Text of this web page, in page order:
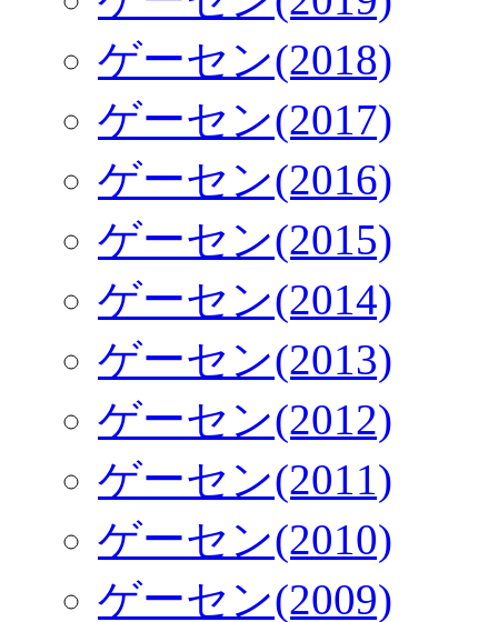
ゲーセン(2018)
ゲーセン(2017)
ゲーセン(2016)
ゲーセン(2015)
ゲーセン(2014)
ゲーセン(2013)
ゲーセン(2012)
ゲーセン(2011)
ゲーセン(2010)
ゲーセン(2009)